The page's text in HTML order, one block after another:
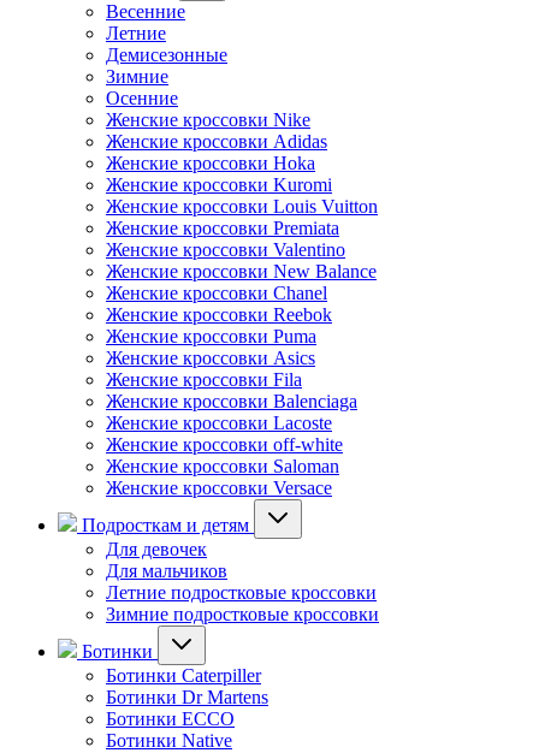
Весенние
Летние
Демисезонные
Зимние
Осенние
Женские кроссовки Nike
Женские кроссовки Adidas
Женские кроссовки Hoka
Женские кроссовки Kuromi
Женские кроссовки Louis Vuitton
Женские кроссовки Premiata
Женские кроссовки Valentino
Женские кроссовки New Balance
Женские кроссовки Chanel
Женские кроссовки Reebok
Женские кроссовки Puma
Женские кроссовки Asics
Женские кроссовки Fila
Женские кроссовки Balenciaga
Женские кроссовки Lacoste
Женские кроссовки off-white
Женские кроссовки Saloman
Женские кроссовки Versace
Подросткам и детям
Для девочек
Для мальчиков
Летние подростковые кроссовки
Зимние подростковые кроссовки
Ботинки
Ботинки Caterpiller
Ботинки Dr Martens
Ботинки ECCO
Ботинки Native